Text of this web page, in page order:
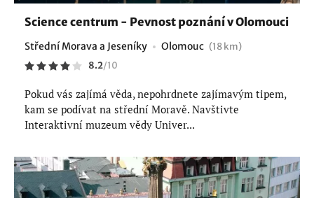
Science centrum - Pevnost poznání v Olomouci
Střední Morava a Jeseníky Olomouc (18 km)
8.2/10
Pokud vás zajímá věda, nepohrdnete zajímavým tipem,
kam se podívat na střední Moravě. Navštivte
Interaktivní muzeum vědy Univer...